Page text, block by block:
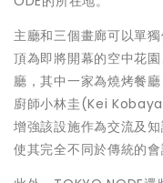
主廳和三個畫廊可以單
頂為即將開幕的空中花
廳，其中一家為燒烤餐
廚師小林圭(Kei
增強該設施作為交流及
使其完全不同於傳統的會